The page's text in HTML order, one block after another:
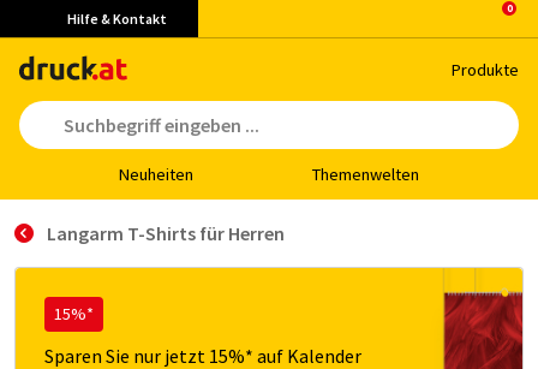
Hilfe & Kontakt
Pro­duk­te
Neu­hei­ten The­men­wel­ten
Langarm T-Shirts für Herren
15%*
Sparen Sie nur jetzt 15%* auf Kalender